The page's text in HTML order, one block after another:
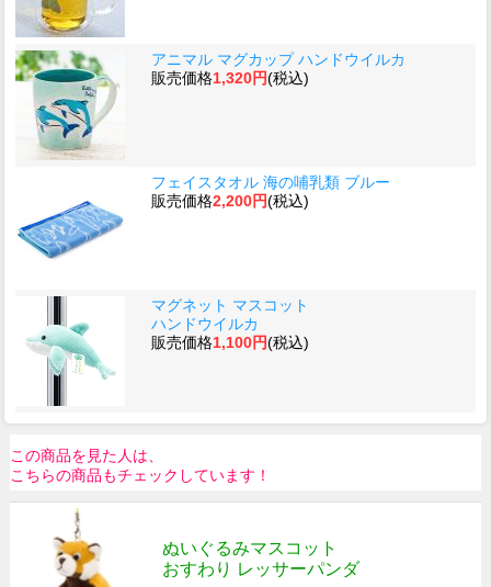
アニマル マグカップ ハンドウイルカ
販売価格1,320円(税込)
フェイスタオル 海の哺乳類 ブルー
販売価格2,200円(税込)
マグネット マスコット
ハンドウイルカ
販売価格1,100円(税込)
この商品を見た人は、
こちらの商品もチェックしています！
ぬいぐるみマスコット
おすわり レッサーパンダ